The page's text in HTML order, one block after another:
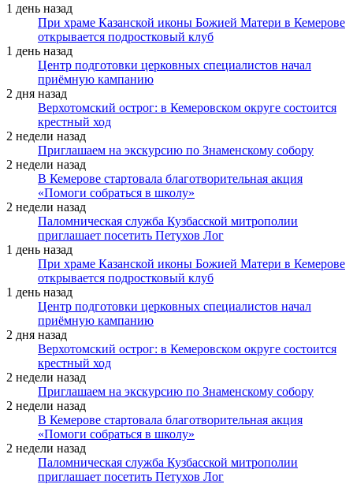
1 день назад
При храме Казанской иконы Божией Матери в Кемерове
открывается подростковый клуб
1 день назад
Центр подготовки церковных специалистов начал
приёмную кампанию
2 дня назад
Верхотомский острог: в Кемеровском округе состоится
крестный ход
2 недели назад
Приглашаем на экскурсию по Знаменскому собору
2 недели назад
В Кемерове стартовала благотворительная акция
«Помоги собраться в школу»
2 недели назад
Паломническая служба Кузбасской митрополии
приглашает посетить Петухов Лог
1 день назад
При храме Казанской иконы Божией Матери в Кемерове
открывается подростковый клуб
1 день назад
Центр подготовки церковных специалистов начал
приёмную кампанию
2 дня назад
Верхотомский острог: в Кемеровском округе состоится
крестный ход
2 недели назад
Приглашаем на экскурсию по Знаменскому собору
2 недели назад
В Кемерове стартовала благотворительная акция
«Помоги собраться в школу»
2 недели назад
Паломническая служба Кузбасской митрополии
приглашает посетить Петухов Лог